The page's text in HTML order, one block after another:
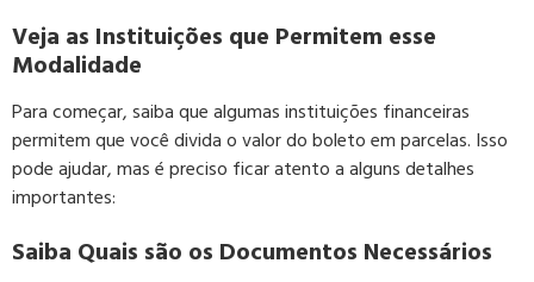
Veja as Instituições que Permitem esse
Modalidade
Para começar, saiba que algumas instituições financeiras
permitem que você divida o valor do boleto em parcelas. Isso
pode ajudar, mas é preciso ficar atento a alguns detalhes
importantes:
Saiba Quais são os Documentos Necessários